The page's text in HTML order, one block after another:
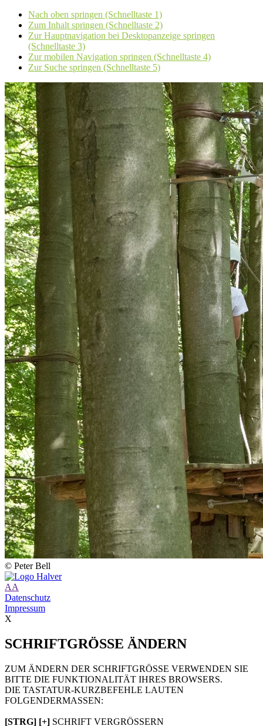
Nach oben springen (Schnelltaste 1)
Zum Inhalt springen (Schnelltaste 2)
Zur Hauptnavigation bei Desktopanzeige springen
(Schnelltaste 3)
Zur mobilen Navigation springen (Schnelltaste 4)
Zur Suche springen (Schnelltaste 5)
© Peter Bell
AA
Datenschutz
Impressum
X
SCHRIFTGRÖSSE ÄNDERN
ZUM ÄNDERN DER SCHRIFTGRÖSSE VERWENDEN SIE
BITTE DIE FUNKTIONALITÄT IHRES BROWSERS.
DIE TASTATUR-KURZBEFEHLE LAUTEN
FOLGENDERMASSEN:
[STRG] [+] SCHRIFT VERGRÖSSERN